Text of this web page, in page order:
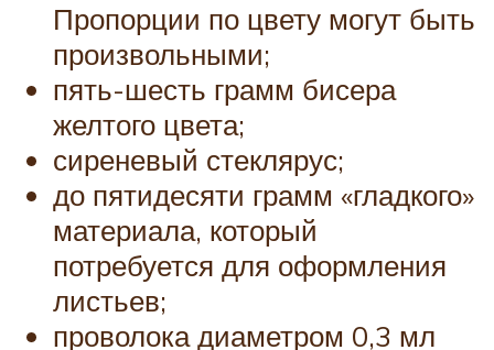
Пропорции по цвету могут быть
произвольными;
пять-шесть грамм бисера
желтого цвета;
сиреневый стеклярус;
до пятидесяти грамм «гладкого»
материала, который
потребуется для оформления
листьев;
проволока диаметром 0,3 мл